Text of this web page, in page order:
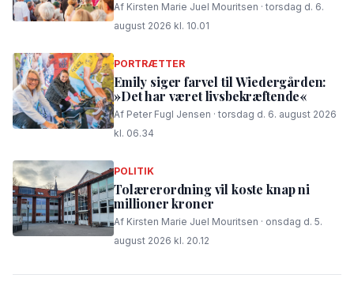
Af Kirsten Marie Juel Mouritsen · torsdag d. 6.
august 2026 kl. 10.01
PORTRÆTTER
Emily siger farvel til Wiedergården:
»Det har været livsbekræftende«
Af Peter Fugl Jensen · torsdag d. 6. august 2026
kl. 06.34
POLITIK
Tolærerordning vil koste knap ni
millioner kroner
Af Kirsten Marie Juel Mouritsen · onsdag d. 5.
august 2026 kl. 20.12